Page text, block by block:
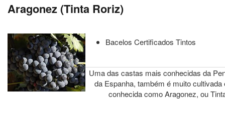
Aragonez (Tinta Roriz)
Bacelos Certificados Tintos
Uma das castas mais conhecidas da
da Espanha, também é muito
conhecida como Aragonez, ou